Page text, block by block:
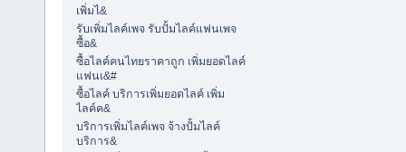
เพิ่มไ&
รับเพิ่มไลค์เพจ รับปั้มไลค์แฟนเพจ
ซื้อ&
ซื้อไลค์คนไทยราคาถูก เพิ่มยอดไลค์
แฟนเ&#
ซื้อไลค์ บริการเพิ่มยอดไลค์ เพิ่ม
ไลค์ค&
บริการเพิ่มไลค์เพจ จ้างปั้มไลค์
บริการ&